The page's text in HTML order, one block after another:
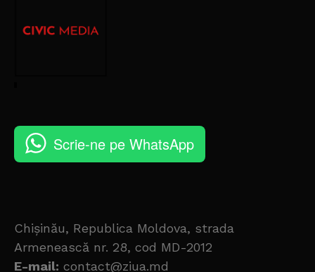
Scrie-ne pe WhatsApp
Chișinău, Republica Moldova, strada
Armenească nr. 28, cod MD-2012
E-mail: contact@ziua.md